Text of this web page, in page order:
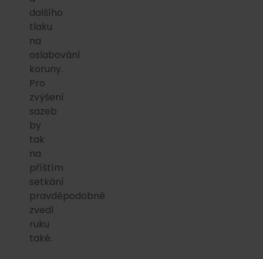
dalšího
tlaku
na
oslabování
koruny.
Pro
zvýšení
sazeb
by
tak
na
příštím
setkání
pravděpodobně
zvedl
ruku
také.